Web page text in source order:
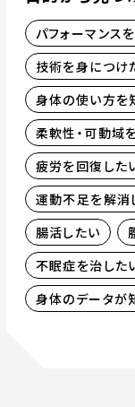
パフォーマンス
技術を身につけ
身体の使い方を
柔軟性・可動域
疲労を回復した
運動不足を解消
腸活したい
不眠症を治した
身体のデータが